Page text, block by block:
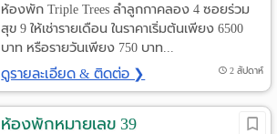
ห้องพัก Triple Trees ลำลูกกาคลอง 4 ซอยร่วม
สุข 9 ให้เช่ารายเดือน ในราคาเริ่มต้นเพียง 6500
บาท หรือรายวันเพียง 750 บาท...
ดูรายละเอียด & ติดต่อ ❯ 2 สัปดาห์
ห้องพักหมายเลข 39